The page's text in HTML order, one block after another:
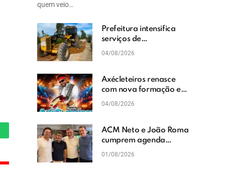
quem veio…
Prefeitura intensifica
serviços de
patrolamento e
04/08/2026
Axécleteiros renasce
com nova formação e
promete agitar os
04/08/2026
ACM Neto e João Roma
cumprem agenda
política em Teixeira de
01/08/2026